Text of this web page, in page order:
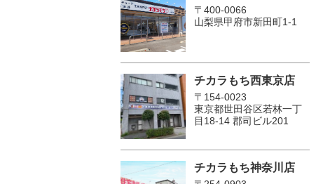
〒400-0066
山梨県甲府市新田町1-1
チカラもち西東京店
〒154-0023
東京都世田谷区若林一丁
目18-14 郡司ビル201
チカラもち神奈川店